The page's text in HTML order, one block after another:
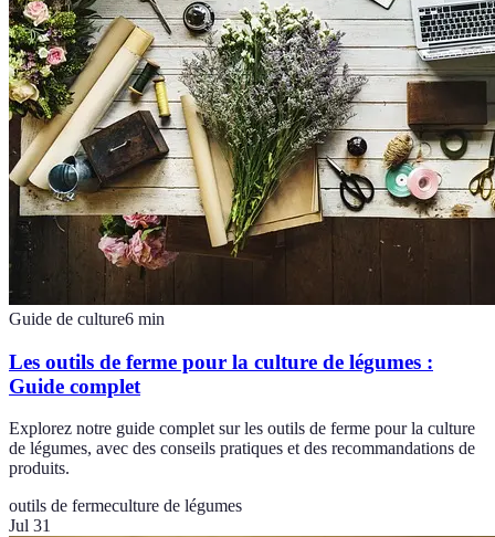
Guide de culture6 min
Les outils de ferme pour la culture de légumes :
Guide complet
Explorez notre guide complet sur les outils de ferme pour la culture
de légumes, avec des conseils pratiques et des recommandations de
produits.
outils de fermeculture de légumes
Jul 31